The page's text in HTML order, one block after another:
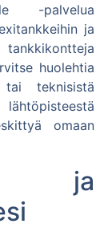
-palvelua
ja
huolehtia
tai teknisistä
omaan
ja